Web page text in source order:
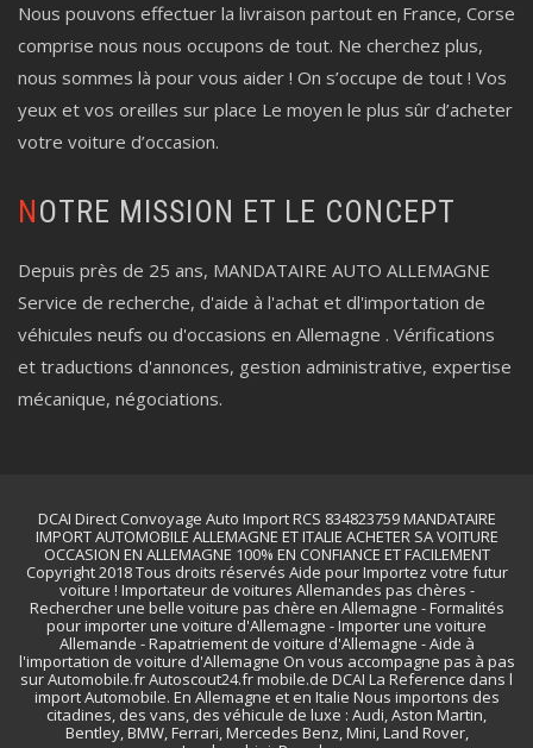
Nous pouvons effectuer la livraison partout en France, Corse
comprise nous nous occupons de tout. Ne cherchez plus,
nous sommes là pour vous aider ! On s’occupe de tout ! Vos
yeux et vos oreilles sur place Le moyen le plus sûr d’acheter
votre voiture d’occasion.
NOTRE MISSION ET LE CONCEPT
Depuis près de 25 ans, MANDATAIRE AUTO ALLEMAGNE
Service de recherche, d'aide à l'achat et dl'importation de
véhicules neufs ou d'occasions en Allemagne . Vérifications
et traductions d'annonces, gestion administrative, expertise
mécanique, négociations.
DCAI Direct Convoyage Auto Import RCS 834823759 MANDATAIRE
IMPORT AUTOMOBILE ALLEMAGNE ET ITALIE ACHETER SA VOITURE
OCCASION EN ALLEMAGNE 100% EN CONFIANCE ET FACILEMENT
Copyright 2018 Tous droits réservés Aide pour Importez votre futur
voiture ! Importateur de voitures Allemandes pas chères -
Rechercher une belle voiture pas chère en Allemagne - Formalités
pour importer une voiture d'Allemagne - Importer une voiture
Allemande - Rapatriement de voiture d'Allemagne - Aide à
l'importation de voiture d'Allemagne On vous accompagne pas à pas
sur Automobile.fr Autoscout24.fr mobile.de DCAI La Reference dans l
import Automobile. En Allemagne et en Italie Nous importons des
citadines, des vans, des véhicule de luxe : Audi, Aston Martin,
Bentley, BMW, Ferrari, Mercedes Benz, Mini, Land Rover,